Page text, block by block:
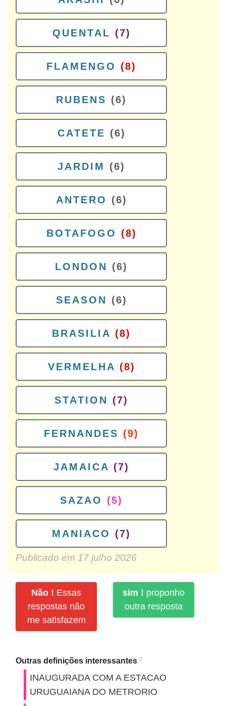
QUENTAL (7)
FLAMENGO (8)
RUBENS (6)
CATETE (6)
JARDIM (6)
ANTERO (6)
BOTAFOGO (8)
LONDON (6)
SEASON (6)
BRASILIA (8)
VERMELHA (8)
STATION (7)
FERNANDES (9)
JAMAICA (7)
SAZAO (5)
MANIACO (7)
Publicado em 17 julho 2026
Não ! Essas
respostas não
me satisfazem
sim ! proponho
outra resposta
Outras definições interessantes 9
INAUGURADA COM A ESTACAO
URUGUAIANA DO METRORIO